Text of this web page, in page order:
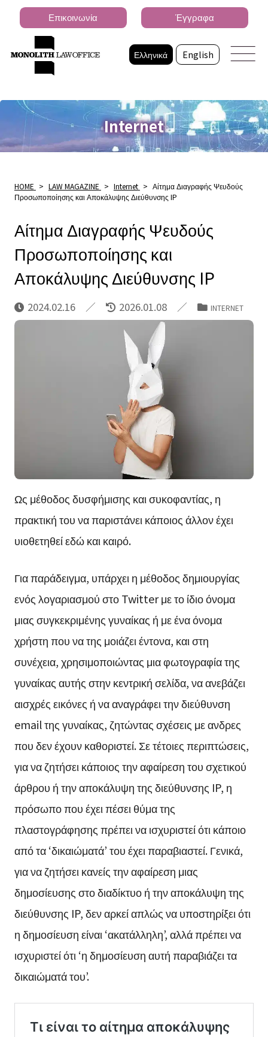
Ελληνικά English
Επικοινωνία Έγγραφα
Internet
HOME > LAW MAGAZINE > Internet > Αίτημα Διαγραφής Ψευδούς
Προσωποποίησης και Αποκάλυψης Διεύθυνσης IP
Αίτημα Διαγραφής Ψευδούς
Προσωποποίησης και
Αποκάλυψης Διεύθυνσης IP
2024.02.16 2026.01.08 INTERNET
Ως μέθοδος δυσφήμισης και συκοφαντίας, η
πρακτική του να παριστάνει κάποιος άλλον έχει
υιοθετηθεί εδώ και καιρό.
Για παράδειγμα, υπάρχει η μέθοδος δημιουργίας
ενός λογαριασμού στο Twitter με το ίδιο όνομα
μιας συγκεκριμένης γυναίκας ή με ένα όνομα
χρήστη που να της μοιάζει έντονα, και στη
συνέχεια, χρησιμοποιώντας μια φωτογραφία της
γυναίκας αυτής στην κεντρική σελίδα, να ανεβάζει
αισχρές εικόνες ή να αναγράφει την διεύθυνση
email της γυναίκας, ζητώντας σχέσεις με ανδρες
που δεν έχουν καθοριστεί. Σε τέτοιες περιπτώσεις,
για να ζητήσει κάποιος την αφαίρεση του σχετικού
άρθρου ή την αποκάλυψη της διεύθυνσης IP, η
πρόσωπο που έχει πέσει θύμα της
πλαστογράφησης πρέπει να ισχυριστεί ότι κάποιο
από τα ‘δικαιώματά’ του έχει παραβιαστεί. Γενικά,
για να ζητήσει κανείς την αφαίρεση μιας
δημοσίευσης στο διαδίκτυο ή την αποκάλυψη της
διεύθυνσης IP, δεν αρκεί απλώς να υποστηρίξει ότι
η δημοσίευση είναι ‘ακατάλληλη’, αλλά πρέπει να
ισχυριστεί ότι ‘η δημοσίευση αυτή παραβιάζει τα
δικαιώματά του’.